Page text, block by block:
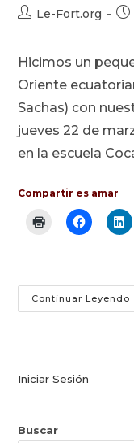
Autor
entrada:
Le-Fort.org
Hicimos un
Oriente
Sachas) con
jueves 22 de
en la escuela
Compartir es amar
Continuar Leyendo
Iniciar Sesión
Buscar